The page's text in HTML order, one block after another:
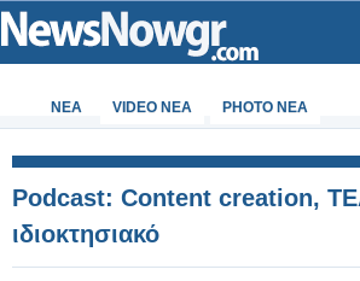
ΝΕΑ VIDEO NEA PHOTO NEA
Podcast: Content creation,
ιδιοκτησιακό